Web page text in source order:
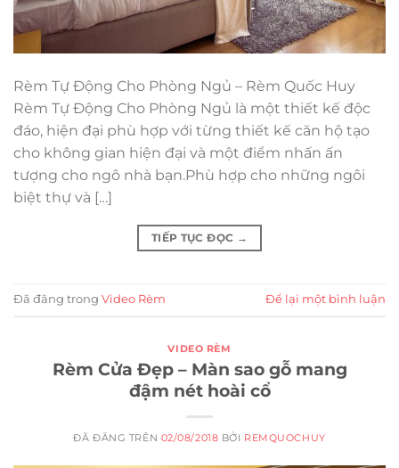
Rèm Tự Động Cho Phòng Ngủ – Rèm Quốc Huy
Rèm Tự Động Cho Phòng Ngủ là một thiết kế độc
đáo, hiện đại phù hợp với từng thiết kế căn hộ tạo
cho không gian hiện đại và một điểm nhấn ấn
tượng cho ngô nhà bạn.Phù hợp cho những ngôi
biệt thự và […]
TIẾP TỤC ĐỌC →
Đã đăng trong Video Rèm Để lại một bình luận
VIDEO RÈM
Rèm Cửa Đẹp – Màn sao gỗ mang
đậm nét hoài cổ
ĐÃ ĐĂNG TRÊN 02/08/2018 BỞI REMQUOCHUY